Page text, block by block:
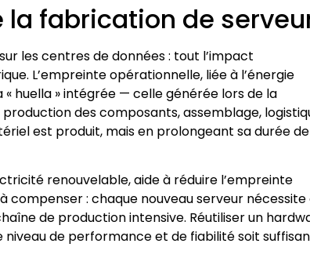
la fabrication de
les centres de données : tout l’impact
L’empreinte opérationnelle, liée à l’énergie
huella » intégrée — celle générée lors de la
des composants, assemblage,
est produit, mais en prolongeant sa durée
renouvelable, aide à réduire l’empreinte
compenser : chaque nouveau serveur nécessite
de production intensive. Réutiliser un
de performance et de fiabilité soit